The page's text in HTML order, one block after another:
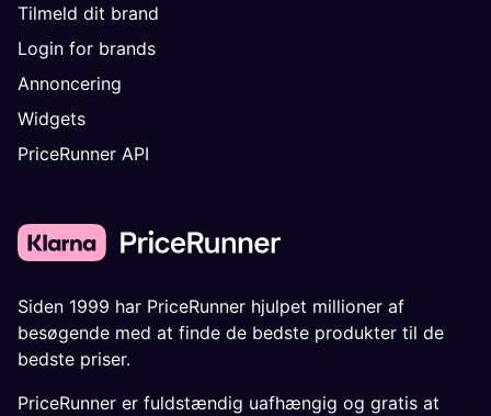
Tilmeld dit brand
Login for brands
Annoncering
Widgets
PriceRunner API
Siden 1999 har PriceRunner hjulpet millioner af
besøgende med at finde de bedste produkter til de
bedste priser.
PriceRunner er fuldstændig uafhængig og gratis at